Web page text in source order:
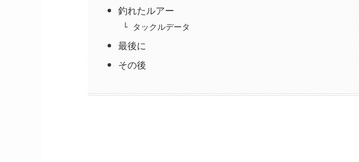
釣れたルアー
タックルデータ
最後に
その後